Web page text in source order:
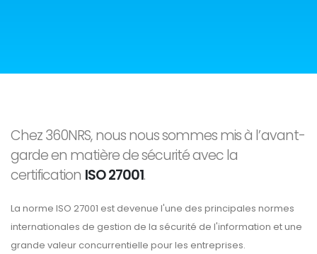
Chez 360NRS, nous nous sommes mis à l’avant-
garde en matière de sécurité avec la
certification ISO 27001.
La norme ISO 27001 est devenue l'une des principales normes
internationales de gestion de la sécurité de l'information et une
grande valeur concurrentielle pour les entreprises.